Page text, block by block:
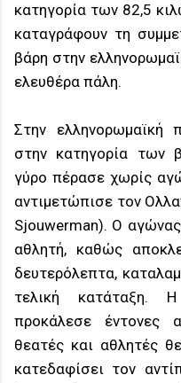
κατηγορία των 82,5
καταγράφουν τη
βάρη στην
ελευθέρα πάλη.
Στην ελληνορωμαϊκή
στην κατηγορία των
γύρο πέρασε χωρίς
αντιμετώπισε τον
Sjouwerman). Ο
αθλητή, καθώς
δευτερόλεπτα,
τελική κατάταξη.
προκάλεσε έντονες
θεατές και αθλητές
κατεδαφίσει τον